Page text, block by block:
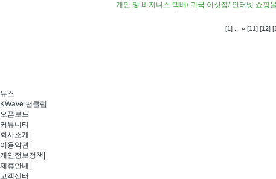
개인 및 비지니스 택배/ 귀국 이삿짐/ 인터넷 쇼핑
[1]... [11] [12]
뉴스
KWave 팬클럽
오픈보드
커뮤니티
회사소개
이용약관
개인정보정책
제휴안내
고객센터